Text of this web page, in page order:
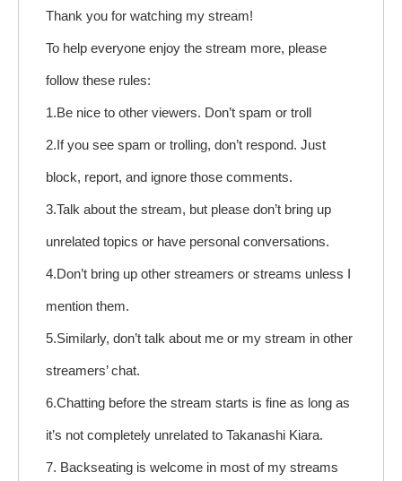
Thank you for watching my stream!
To help everyone enjoy the stream more, please
follow these rules:
1.Be nice to other viewers. Don’t spam or troll
2.If you see spam or trolling, don’t respond. Just
block, report, and ignore those comments.
3.Talk about the stream, but please don’t bring up
unrelated topics or have personal conversations.
4.Don’t bring up other streamers or streams unless I
mention them.
5.Similarly, don’t talk about me or my stream in other
streamers’ chat.
6.Chatting before the stream starts is fine as long as
it’s not completely unrelated to Takanashi Kiara.
7. Backseating is welcome in most of my streams